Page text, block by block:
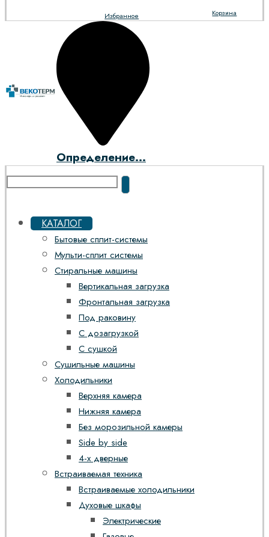
Корзина
Избранное
Определение...
КАТАЛОГ
Бытовые сплит-системы
Мульти-сплит системы
Стиральные машины
Вертикальная загрузка
Фронтальная загрузка
Под раковину
С дозагрузкой
С сушкой
Сушильные машины
Холодильники
Верхняя камера
Нижняя камера
Без морозильной камеры
Side by side
4-х дверные
Встраиваемая техника
Встраиваемые холодильники
Духовые шкафы
Электрические